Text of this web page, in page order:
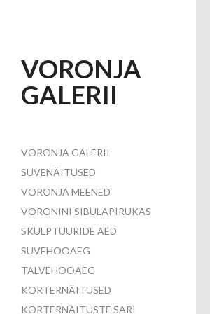
VORONJA
GALERII
VORONJA GALERII
SUVENÄITUSED
VORONJA MEENED
VORONINI SIBULAPIRUKAS
SKULPTUURIDE AED
SUVEHOOAEG
TALVEHOOAEG
KORTERNÄITUSED
KORTERNÄITUSTE SARI